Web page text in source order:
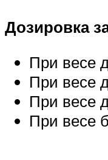
Дозировка
При весе
При весе
При весе
При весе